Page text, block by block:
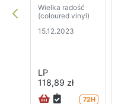
Wielka radość
(coloured vinyl)
15.12.2023
LP
118,89 zł
72H